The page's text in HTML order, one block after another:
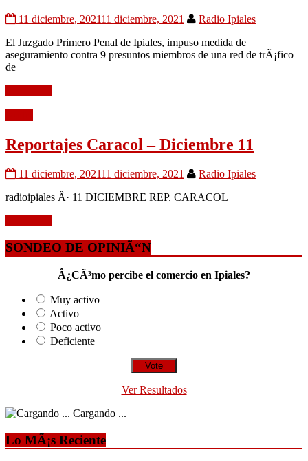
11 diciembre, 202111 diciembre, 2021
Radio Ipiales
El Juzgado Primero Penal de Ipiales, impuso medida de
aseguramiento contra 9 presuntos miembros de una red de trÃ¡fico
de
Reportajes Caracol – Diciembre 11
11 diciembre, 202111 diciembre, 2021
Radio Ipiales
radioipiales Â· 11 DICIEMBRE REP. CARACOL
SONDEO DE OPINIÃ“N
Â¿CÃ³mo percibe el comercio en Ipiales?
Muy activo
Activo
Poco activo
Deficiente
Ver Resultados
Cargando ...
Lo MÃ¡s Reciente